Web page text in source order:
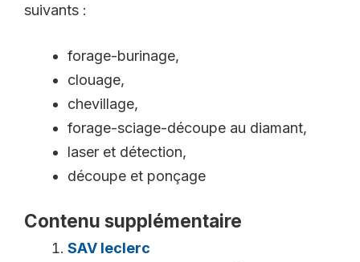
suivants :
forage-burinage,
clouage,
chevillage,
forage-sciage-découpe au diamant,
laser et détection,
découpe et ponçage
Contenu supplémentaire
SAV leclerc